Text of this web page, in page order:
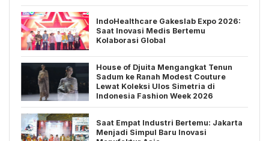
IndoHealthcare Gakeslab Expo 2026:
Saat Inovasi Medis Bertemu
Kolaborasi Global
House of Djuita Mengangkat Tenun
Sadum ke Ranah Modest Couture
Lewat Koleksi Ulos Simetria di
Indonesia Fashion Week 2026
Saat Empat Industri Bertemu: Jakarta
Menjadi Simpul Baru Inovasi